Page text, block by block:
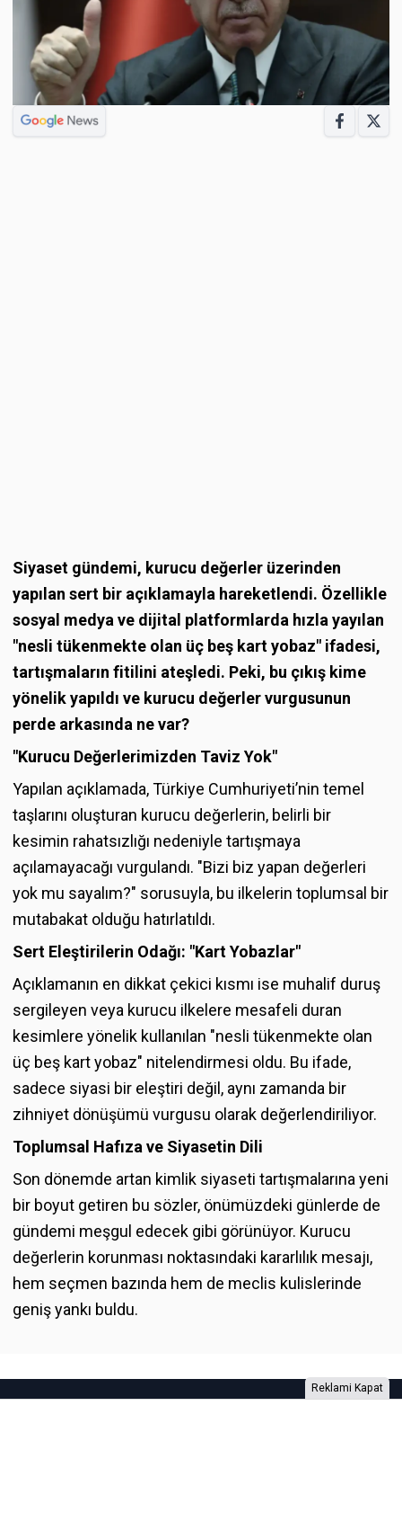
Siyaset gündemi, kurucu değerler üzerinden
yapılan sert bir açıklamayla hareketlendi. Özellikle
sosyal medya ve dijital platformlarda hızla yayılan
"nesli tükenmekte olan üç beş kart yobaz" ifadesi,
tartışmaların fitilini ateşledi. Peki, bu çıkış kime
yönelik yapıldı ve kurucu değerler vurgusunun
perde arkasında ne var?
"Kurucu Değerlerimizden Taviz Yok"
Yapılan açıklamada, Türkiye Cumhuriyeti’nin temel
taşlarını oluşturan kurucu değerlerin, belirli bir
kesimin rahatsızlığı nedeniyle tartışmaya
açılamayacağı vurgulandı. "Bizi biz yapan değerleri
yok mu sayalım?" sorusuyla, bu ilkelerin toplumsal bir
mutabakat olduğu hatırlatıldı.
Sert Eleştirilerin Odağı: "Kart Yobazlar"
Açıklamanın en dikkat çekici kısmı ise muhalif duruş
sergileyen veya kurucu ilkelere mesafeli duran
kesimlere yönelik kullanılan "nesli tükenmekte olan
üç beş kart yobaz" nitelendirmesi oldu. Bu ifade,
sadece siyasi bir eleştiri değil, aynı zamanda bir
zihniyet dönüşümü vurgusu olarak değerlendiriliyor.
Toplumsal Hafıza ve Siyasetin Dili
Son dönemde artan kimlik siyaseti tartışmalarına yeni
bir boyut getiren bu sözler, önümüzdeki günlerde de
gündemi meşgul edecek gibi görünüyor. Kurucu
değerlerin korunması noktasındaki kararlılık mesajı,
hem seçmen bazında hem de meclis kulislerinde
geniş yankı buldu.
Reklami Kapat